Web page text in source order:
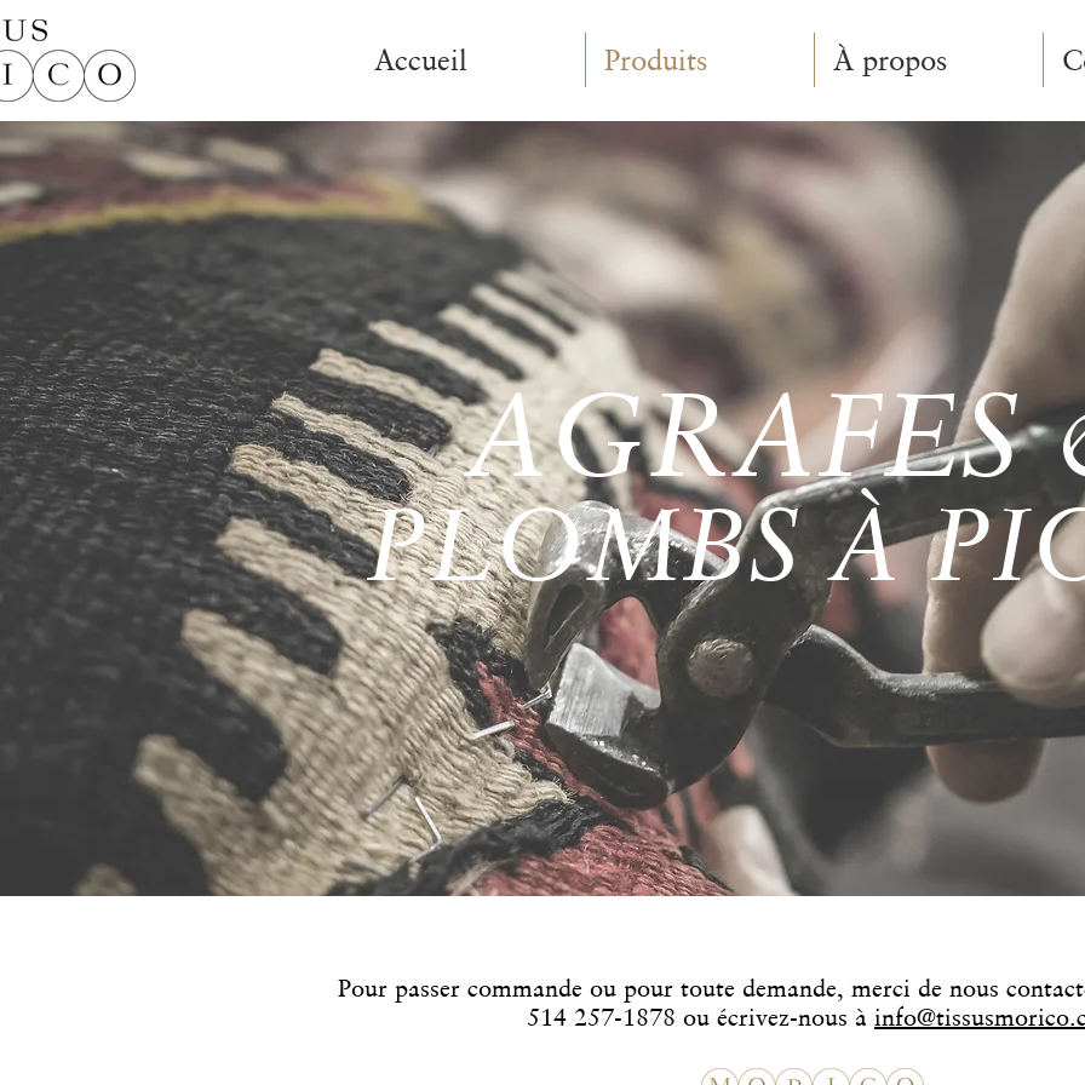
Accueil Produits À propos
AGRAFES
PLOMBS À
Pour passer commande ou pour toute demande, merci de nous
514 257-1878 ou écrivez-nous à